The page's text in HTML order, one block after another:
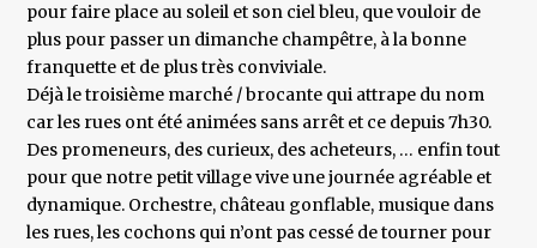
pour faire place au soleil et son ciel bleu, que vouloir de
plus pour passer un dimanche champêtre, à la bonne
franquette et de plus très conviviale.
Déjà le troisième marché / brocante qui attrape du nom
car les rues ont été animées sans arrêt et ce depuis 7h30.
Des promeneurs, des curieux, des acheteurs, … enfin tout
pour que notre petit village vive une journée agréable et
dynamique. Orchestre, château gonflable, musique dans
les rues, les cochons qui n’ont pas cessé de tourner pour